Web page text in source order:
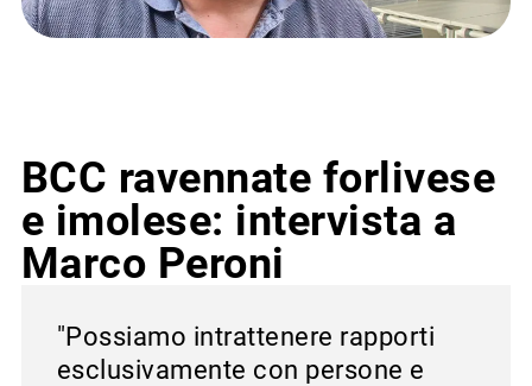
BCC ravennate forlivese
e imolese: intervista a
Marco Peroni
"Possiamo intrattenere rapporti
esclusivamente con persone e